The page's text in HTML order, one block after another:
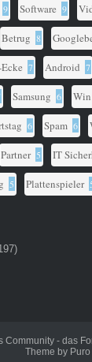
9 Software 9
Betrug 8
7 Android 7
Samsung 6
6 Spam 6
Partner 5 IT
5 Plattenspieler
Community - das
Theme by Puro